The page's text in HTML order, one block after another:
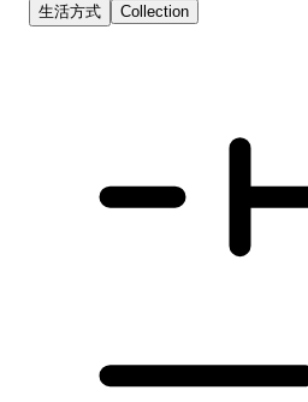
生活方式 Collection